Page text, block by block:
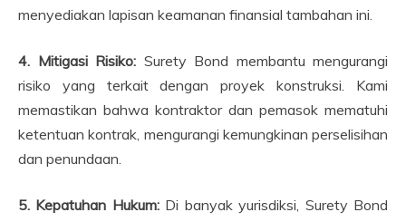
menyediakan lapisan keamanan finansial tambahan ini.
4. Mitigasi Risiko: Surety Bond membantu mengurangi
risiko yang terkait dengan proyek konstruksi. Kami
memastikan bahwa kontraktor dan pemasok mematuhi
ketentuan kontrak, mengurangi kemungkinan perselisihan
dan penundaan.
5. Kepatuhan Hukum:Di banyak yurisdiksi, Surety Bond